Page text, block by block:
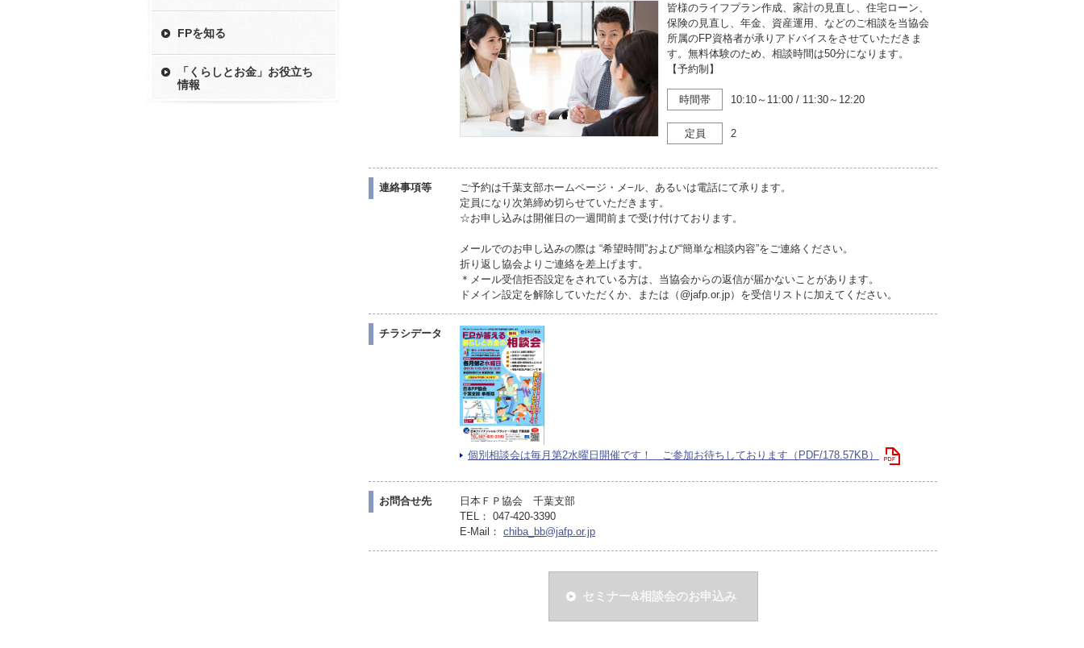
FPを知る
「くらしとお金」お役立ち
情報
皆様のライフプラン作成、家計の見直し、住宅ローン、
保険の見直し、年金、資産運用、などのご相談を当協会
所属のFP資格者が承りアドバイスをさせていただきま
す。無料体験のため、相談時間は50分になります。
【予約制】
時間帯 10:10～11:00 / 11:30～12:20
定員 2
連絡事項等
ご予約は千葉支部ホームページ・メ−ル、あるいは電話にて承ります。
定員になり次第締め切らせていただきます。
☆お申し込みは開催日の一週間前まで受け付けております。
メールでのお申し込みの際は “希望時間”および“簡単な相談内容”をご連絡ください。
折り返し協会よりご連絡を差上げます。
＊メール受信拒否設定をされている方は、当協会からの返信が届かないことがあります。
ドメイン設定を解除していただくか、または（@jafp.or.jp）を受信リストに加えてください。
チラシデータ
個別相談会は毎月第2水曜日開催です！ ご参加お待ちしております（PDF/178.57KB）
お問合せ先
日本ＦＰ協会 千葉支部
TEL： 047-420-3390
E-Mail： chiba_bb@jafp.or.jp
セミナー&相談会のお申込み